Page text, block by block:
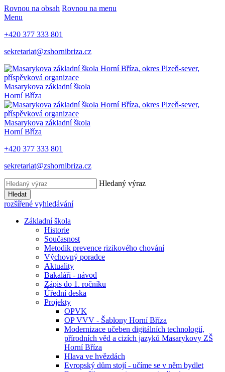
Rovnou na obsah Rovnou na menu
Menu
+420 377 333 801
sekretariat@zshornibriza.cz
Masarykova základní škola
Horní Bříza
Masarykova základní škola
Horní Bříza
+420 377 333 801
sekretariat@zshornibriza.cz
Hledaný výraz
Hledat
rozšířené vyhledávání
Základní škola
Historie
Současnost
Metodik prevence rizikového chování
Výchovný poradce
Aktuality
Bakaláři - návod
Zápis do 1. ročníku
Úřední deska
Projekty
OPVK
OP VVV - Šablony Horní Bříza
Modernizace učeben digitálních technologií,
přírodních věd a cizích jazyků Masarykovy ZŠ
Horní Bříza
Hlava ve hvězdách
Evropský dům stojí - učíme se v něm bydlet